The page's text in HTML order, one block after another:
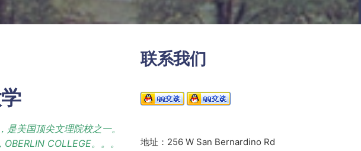
美国顶尖文理院校之一。
COLLEGE。。。
联系我们
地址：256 W San Bernardino Rd